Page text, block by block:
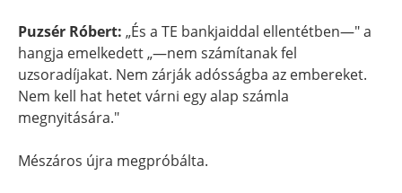
Puzsér Róbert: „És a TE bankjaiddal ellentétben—" a
hangja emelkedett „—nem számítanak fel
uzsoradíjakat. Nem zárják adósságba az embereket.
Nem kell hat hetet várni egy alap számla
megnyitására."
Mészáros újra megpróbálta.